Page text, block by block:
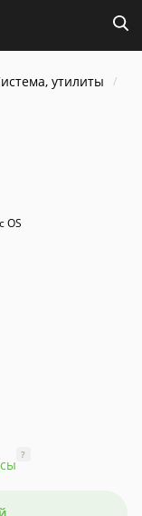
утилиты
OS
?